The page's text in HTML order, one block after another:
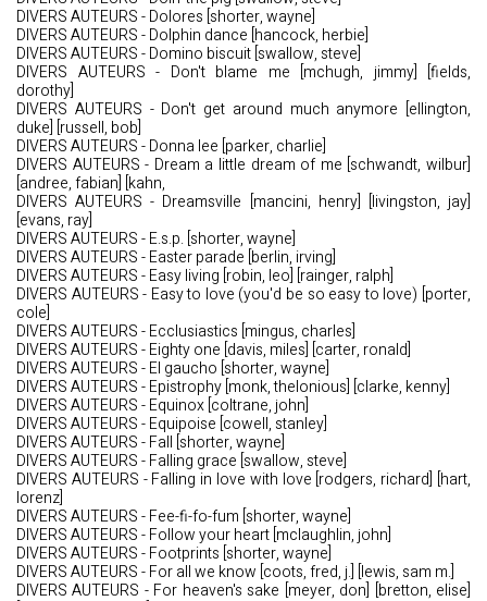
DIVERS AUTEURS - Dolores [shorter, wayne]
DIVERS AUTEURS - Dolphin dance [hancock, herbie]
DIVERS AUTEURS - Domino biscuit [swallow, steve]
DIVERS AUTEURS - Don't blame me [mchugh, jimmy] [fields,
dorothy]
DIVERS AUTEURS - Don't get around much anymore [ellington,
duke] [russell, bob]
DIVERS AUTEURS - Donna lee [parker, charlie]
DIVERS AUTEURS - Dream a little dream of me [schwandt, wilbur]
[andree, fabian] [kahn,
DIVERS AUTEURS - Dreamsville [mancini, henry] [livingston, jay]
[evans, ray]
DIVERS AUTEURS - E.s.p. [shorter, wayne]
DIVERS AUTEURS - Easter parade [berlin, irving]
DIVERS AUTEURS - Easy living [robin, leo] [rainger, ralph]
DIVERS AUTEURS - Easy to love (you'd be so easy to love) [porter,
cole]
DIVERS AUTEURS - Ecclusiastics [mingus, charles]
DIVERS AUTEURS - Eighty one [davis, miles] [carter, ronald]
DIVERS AUTEURS - El gaucho [shorter, wayne]
DIVERS AUTEURS - Epistrophy [monk, thelonious] [clarke, kenny]
DIVERS AUTEURS - Equinox [coltrane, john]
DIVERS AUTEURS - Equipoise [cowell, stanley]
DIVERS AUTEURS - Fall [shorter, wayne]
DIVERS AUTEURS - Falling grace [swallow, steve]
DIVERS AUTEURS - Falling in love with love [rodgers, richard] [hart,
lorenz]
DIVERS AUTEURS - Fee-fi-fo-fum [shorter, wayne]
DIVERS AUTEURS - Follow your heart [mclaughlin, john]
DIVERS AUTEURS - Footprints [shorter, wayne]
DIVERS AUTEURS - For all we know [coots, fred, j.] [lewis, sam m.]
DIVERS AUTEURS - For heaven's sake [meyer, don] [bretton, elise]